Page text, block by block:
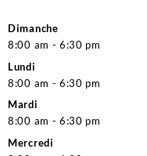
Dimanche
8:00 am - 6:30 pm
Lundi
8:00 am - 6:30 pm
Mardi
8:00 am - 6:30 pm
Mercredi